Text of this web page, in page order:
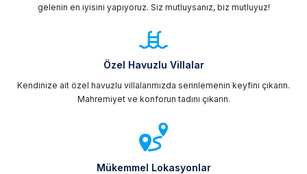
gelenin en iyisini yapıyoruz. Siz mutluysanız, biz mutluyuz!
Özel Havuzlu Villalar
Kendinize ait özel havuzlu villalarımızda serinlemenin keyfini çıkarın.
Mahremiyet ve konforun tadını çıkarın.
Mükemmel Lokasyonlar